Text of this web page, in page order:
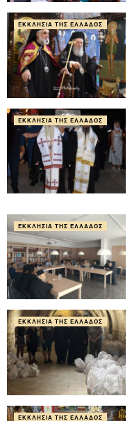
ΕΚΚΛΗΣΊΑ ΤΗΣ ΕΛΛΆΔΟΣ
ΕΚΚΛΗΣΊΑ ΤΗΣ ΕΛΛΆΔΟΣ
ΕΚΚΛΗΣΊΑ ΤΗΣ ΕΛΛΆΔΟΣ
ΕΚΚΛΗΣΊΑ ΤΗΣ ΕΛΛΆΔΟΣ
ΕΚΚΛΗΣΊΑ ΤΗΣ ΕΛΛΆΔΟΣ